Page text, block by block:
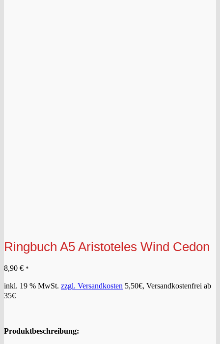
Ringbuch A5 Aristoteles Wind Cedon
8,90 € *
inkl. 19 % MwSt. zzgl. Versandkosten 5,50€, Versandkostenfrei ab
35€
Produktbeschreibung: